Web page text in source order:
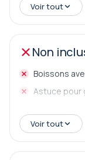
Guide
Voir tout
Non
Boissons
Astuce pour
Voir tout